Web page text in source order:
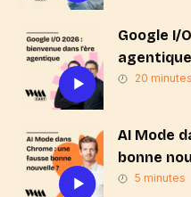
Google I/
stratégie
20 minutes
AI Mode
bonne
5 minutes